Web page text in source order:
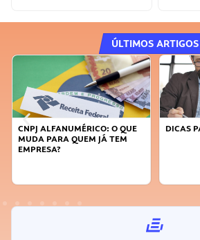
ÚLTIMOS ARTIGOS
CNPJ ALFANUMÉRICO: O QUE
MUDA PARA QUEM JÁ TEM
EMPRESA?
DICAS